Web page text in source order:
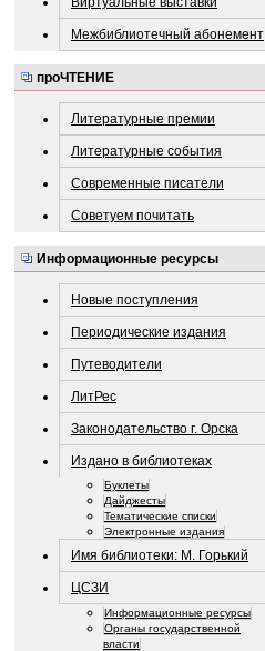
Межбиблиотечный абонемент
проЧТЕНИЕ
Литературные премии
Литературные события
Современные писатели
Советуем почитать
Информационные ресурсы
Новые поступления
Периодические издания
Путеводители
ЛитРес
Законодательство г. Орска
Издано в библиотеках
Буклеты
Дайджесты
Тематические списки
Электронные издания
Имя библиотеки: М. Горький
ЦСЗИ
Информационные ресурсы
Органы государственной
власти